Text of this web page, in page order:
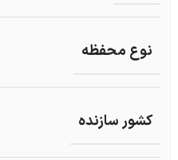
نوع محفظه
کشور سازنده